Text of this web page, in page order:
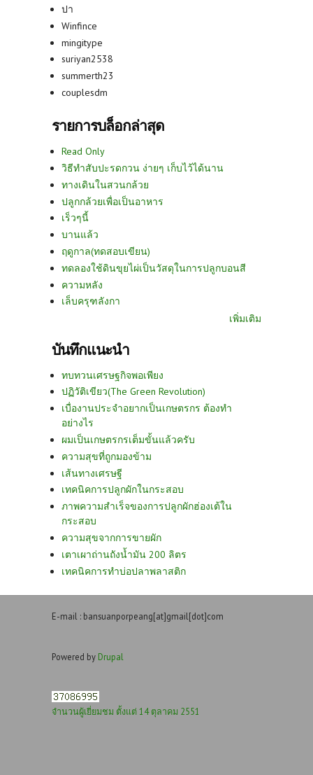
ปา
Winfince
mingitype
suriyan2538
summerth23
couplesdm
รายการบล็อกล่าสุด
Read Only
วิธีทำสับปะรดกวน ง่ายๆ เก็บไว้ได้นาน
ทางเดินในสวนกล้วย
ปลูกกล้วยเพื่อเป็นอาหาร
เร็วๆนี้
บานแล้ว
ฤดูกาล(ทดสอบเขียน)
ทดลองใช้ดินขุยไผ่เป็นวัสดุในการปลูกบอนสี
ความหลัง
เล็บครุฑลังกา
เพิ่มเติม
บันทึกแนะนำ
ทบทวนเศรษฐกิจพอเพียง
ปฏิวัติเขียว(The Green Revolution)
เบื่องานประจำอยากเป็นเกษตรกร ต้องทำ
อย่างไร
ผมเป็นเกษตรกรเต็มขั้นแล้วครับ
ความสุขที่ถูกมองข้าม
เส้นทางเศรษฐี
เทคนิคการปลูกผักในกระสอบ
ภาพความสำเร็จของการปลูกผักฮ่องเต้ใน
กระสอบ
ความสุขจากการขายผัก
เตาเผาถ่านถังน้ำมัน 200 ลิตร
เทคนิคการทำบ่อปลาพลาสติก
E-mail : bansuanporpeang[at]gmail[dot]com
Powered by Drupal
จำนวนผู้เยี่ยมชม ตั้งแต่ 14 ตุลาคม 2551